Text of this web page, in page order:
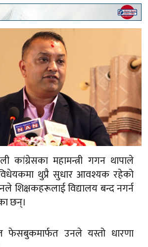
कांग्रेसका महामन्त्री गगन थापाले
विधेयकमा थुप्रै सुधार आवश्यक रहेको
शिक्षकहरूलाई विद्यालय बन्द नगर्न
छन्।
फेसबुकमार्फत उनले यस्तो धारणा